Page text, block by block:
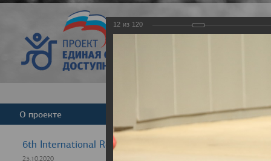
О проекте Новости
6th International Rezept-Sport Wheelchair Half
23.10.2020
12 из 120